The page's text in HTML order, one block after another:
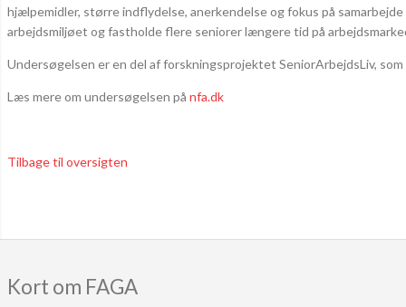
hjælpemidler, større indflydelse, anerkendelse og fokus på
arbejdsmiljøet og fastholde flere seniorer længere tid på
Undersøgelsen er en del af forskningsprojektet SeniorArbejdsLiv,
Læs mere om undersøgelsen på nfa.dk
Tilbage til oversigten
Kort om FAGA